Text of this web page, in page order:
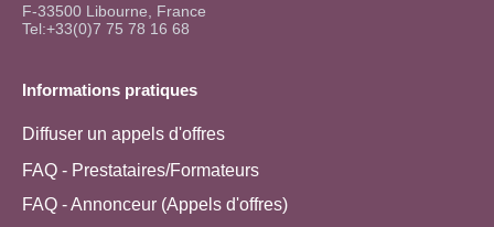
F-33500 Libourne, France
Tel:+33(0)7 75 78 16 68
Informations pratiques
Diffuser un appels d'offres
FAQ - Prestataires/Formateurs
FAQ - Annonceur (Appels d'offres)